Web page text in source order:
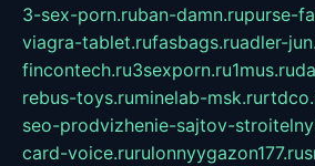
3-sex-porn.ruban-damn.rupurse-
viagra-tablet.rufasbags.ruadler-
fincontech.ru3sexporn.ru1mus.ru
rebus-toys.ruminelab-msk.ru
seo-prodvizhenie-sajtov-
card-voice.rurulonnyygazon177.ru